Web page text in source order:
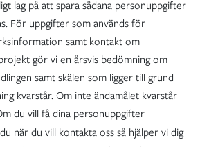
lag på att spara sådana personuppgifter
För uppgifter som används för
samt kontakt om
gör vi en årsvis bedömning om
samt skälen som ligger till grund
kvarstår. Om inte ändamålet kvarstår
du vill få dina personuppgifter
när du vill kontakta ossså hjälper vi dig